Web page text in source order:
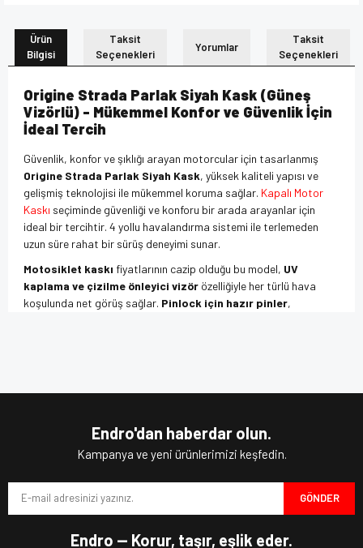
Ürün
Bilgisi
Taksit
Seçenekleri
Yorumlar
Taksit
Seçenekleri
Origine Strada Parlak Siyah Kask (Güneş
Vizörlü) - Mükemmel Konfor ve Güvenlik İçin
İdeal Tercih
Güvenlik, konfor ve şıklığı arayan motorcular için tasarlanmış
Origine Strada Parlak Siyah Kask, yüksek kaliteli yapısı ve
gelişmiş teknolojisi ile mükemmel koruma sağlar. Kapalı Motor
Kaskı seçiminde güvenliği ve konforu bir arada arayanlar için
ideal bir tercihtir. 4 yollu havalandırma sistemi ile terlemeden
uzun süre rahat bir sürüş deneyimi sunar.
Motosiklet kaskı fiyatlarının cazip olduğu bu model, UV
kaplama ve çizilme önleyici vizör özelliğiyle her türlü hava
koşulunda net görüş sağlar. Pinlock için hazır pinler,
güvenliği ileri düzeyde sağlanmıştır.ECE 22.06onayı, güvenlik
ve çıkarılabilir iç astarı sayesinde temizlik son derece kolaydır.
Motosiklet ekipmanları arasında popüler bir seçim olan
ihtiyacınızın mükemmel çözümünü keşfedin!
Ürün resmi kalitesiz, bozuk veya görüntülenemiyor.
Ürün açıklamasında eksik bilgiler bulunuyor.
Ürün fiyatı diğer sitelerden daha pahalı.
Endro'dan haberdar olun.
Kampanya ve yeni ürünlerimizi keşfedin.
GÖNDER
Endro — Korur, taşır, eşlik eder.